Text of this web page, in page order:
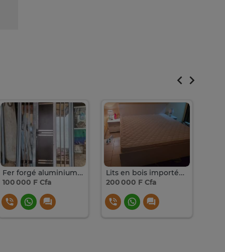
Fer forgé aluminium inox pvc
100 000 F Cfa
Lits en bois importés + 2 chevets
200 000 F Cfa